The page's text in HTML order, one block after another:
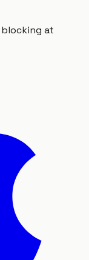
blocking at